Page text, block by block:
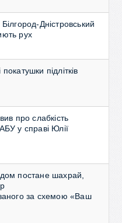
Дністровський
рух
підлітків
про слабкість
у справі Юлії
постане шахрай,
за схемою «Ваш